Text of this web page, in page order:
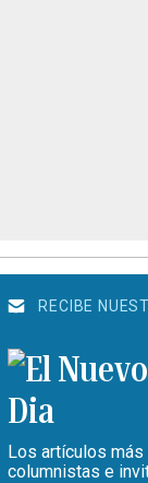
RECIBE
Los artículos
columnistas e